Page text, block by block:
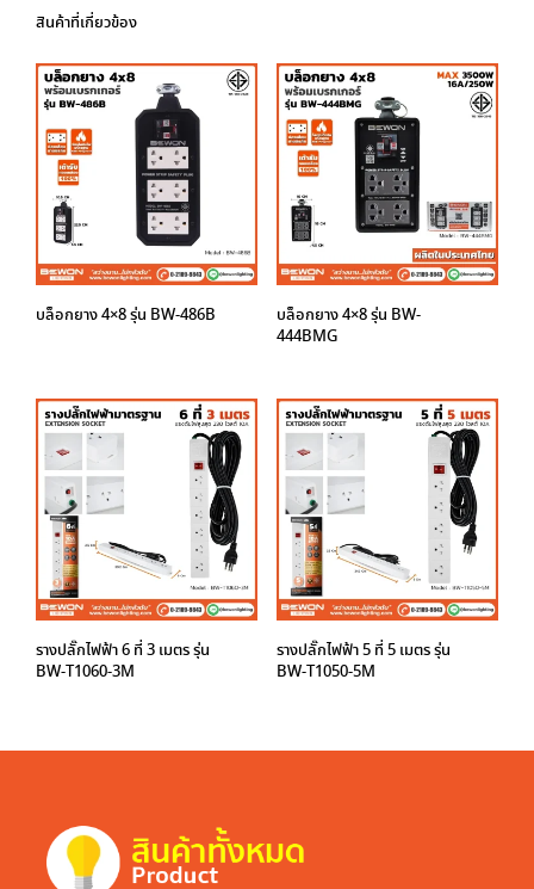
สินค้าที่เกี่ยวข้อง
บล็อกยาง 4×8 รุ่น BW-486B
บล็อกยาง 4×8 รุ่น BW-
444BMG
รางปลั๊กไฟฟ้า 6 ที่ 3 เมตร รุ่น
BW-T1060-3M
รางปลั๊กไฟฟ้า 5 ที่ 5 เมตร รุ่น
BW-T1050-5M